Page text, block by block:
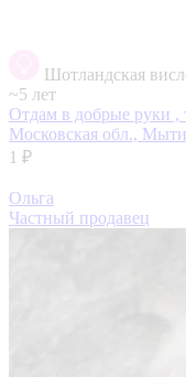
Шотландская
~5 лет
Отдам в добрые руки
Московская обл.,
1 ₽
Ольга
Частный продавец